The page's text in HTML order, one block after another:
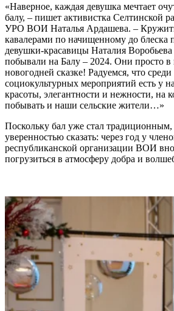
«Наверное, каждая девушка мечтает
балу, – пишет активистка Селтинской
УРО ВОИ Наталья Ардашева. –
кавалерами по начищенному до блеска
девушки-красавицы Наталия
побывали на Балу – 2024. Они просто в
новогодней сказке! Радуемся, что
социокультурных мероприятий есть у
красоты, элегантности и нежности, на
побывать и наши сельские жители…»
Поскольку бал уже стал
уверенностью сказать: через год у
республиканской организации ВОИ
погрузиться в атмосферу добра и